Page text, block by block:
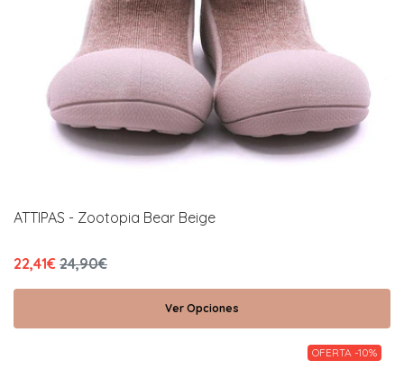
ATTIPAS - Zootopia Bear Beige
22,41€ 24,90€
Ver Opciones
OFERTA -10%